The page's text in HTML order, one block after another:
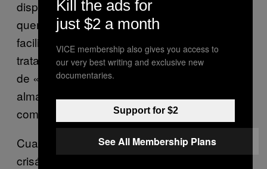
disponibles para interactuar y sus seres
queridos no pueden sentir su presencia con
facilidad. Piensa en ello como en un
tratamiento despapara el alma con un cartel
de «no molestar» colgado en la puerta. El
alma no es inaccesible, pero resulta algo así
como de mala educación forzarla.
Cuando un alma abandona la fase de
crisálida, permanece con la personalidad que
Kill the ads for
just $2 a month
VICE membership also gives you access to
our very best writing and exclusive new
documentaries.
Support for $2
See All Membership Plans